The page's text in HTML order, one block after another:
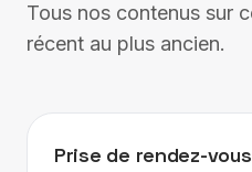
Tous nos contenus sur
récent au plus ancien.
Prise de rendez-